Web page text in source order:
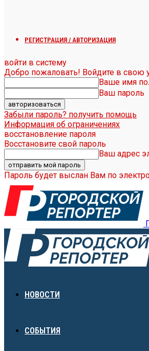
РЕГИСТРАЦИЯ / АВТОРИЗАЦИЯ
войти в систему
Добро пожаловать! Войдите в свою
Ваше имя
Ваш пароль
Забыли пароль? получить помощь
Информация об ограничениях
восстановление пароля
Восстановите свой пароль
Ваш адрес
Пароль будет выслан Вам по
НОВОСТИ
СОБЫТИЯ